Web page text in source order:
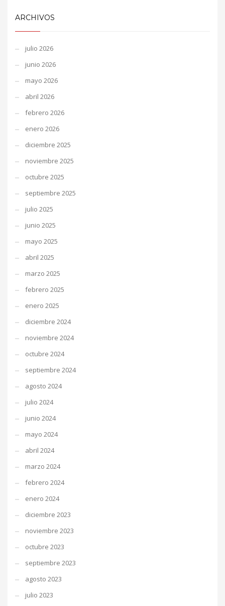
ARCHIVOS
julio 2026
junio 2026
mayo 2026
abril 2026
febrero 2026
enero 2026
diciembre 2025
noviembre 2025
octubre 2025
septiembre 2025
julio 2025
junio 2025
mayo 2025
abril 2025
marzo 2025
febrero 2025
enero 2025
diciembre 2024
noviembre 2024
octubre 2024
septiembre 2024
agosto 2024
julio 2024
junio 2024
mayo 2024
abril 2024
marzo 2024
febrero 2024
enero 2024
diciembre 2023
noviembre 2023
octubre 2023
septiembre 2023
agosto 2023
julio 2023